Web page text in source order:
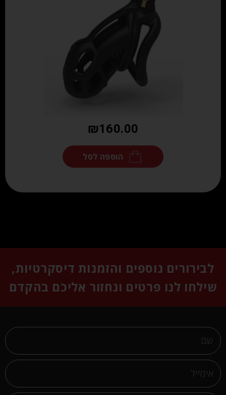
₪160.00
הוספה לסל
לבירורים נוספים והזמנות דיסקרטיות,
שילחו לנו פרטים ונחזור אליכם בהקדם